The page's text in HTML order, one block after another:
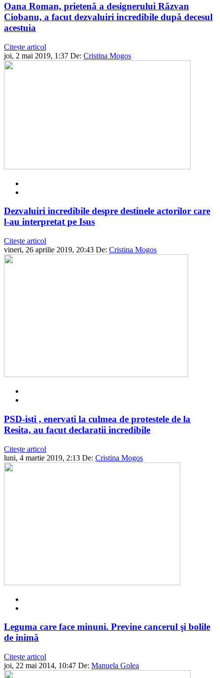
Oana Roman, prietenă a designerului Răzvan
Ciobanu, a facut dezvaluiri incredibile după decesul
acestuia
Citește articol
joi, 2 mai 2019, 1:37 De: Cristina Mogos
Dezvaluiri incredibile despre destinele actorilor care
l-au interpretat pe Isus
Citește articol
vineri, 26 aprilie 2019, 20:43 De: Cristina Mogos
PSD-isti , enervati la culmea de protestele de la
Resita, au facut declaratii incredibile
Citește articol
luni, 4 martie 2019, 2:13 De: Cristina Mogos
Leguma care face minuni. Previne cancerul şi bolile
de inimă
Citește articol
joi, 22 mai 2014, 10:47 De: Manuela Golea